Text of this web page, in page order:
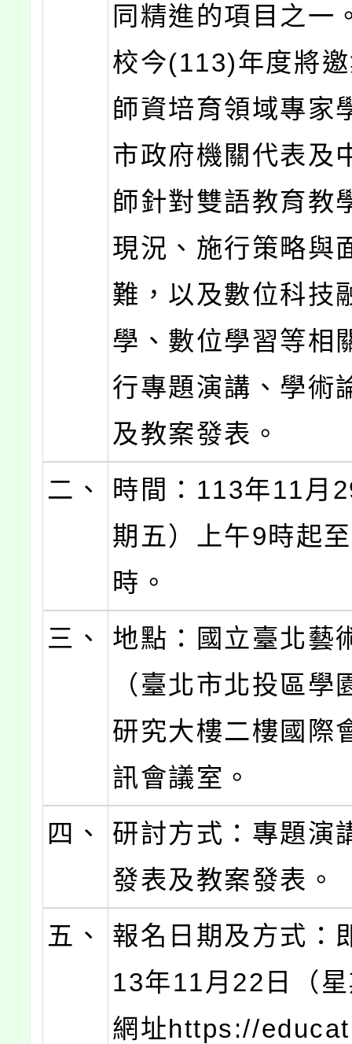
同精進的項目之一
校今(113)年度將
師資培育領域專家
市政府機關代表及
師針對雙語教育教
現況、施行策略與
難，以及數位科技
學、數位學習等相
行專題演講、學術
及教案發表。
二、
時間：113年11月
期五）上午9時起
時。
三、
地點：國立臺北藝
（臺北市北投區學
研究大樓二樓國際
訊會議室。
四、
研討方式：專題演
發表及教案發表。
五、
報名日期及方式：
13年11月22日（
網址https://